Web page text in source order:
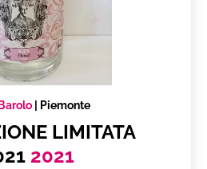
Piemonte
LIMITATA
2021